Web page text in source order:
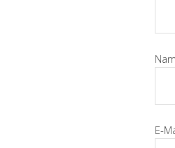
E-